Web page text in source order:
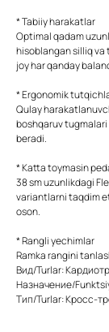
* Tabiiy harakatlar
Optimal qadam
hisoblangan silliq
joy har qanday
* Ergonomik
Qulay
boshqaruv
beradi.
* Katta toymasin
38 sm uzunlikdagi
variantlarni taqdim
oson.
* Rangli yechimlar
Ramka rangini
Вид/Turlar:
Назначение/
Тип/Turlar: Кросс-